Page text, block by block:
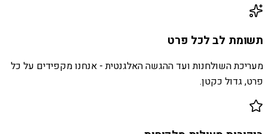
תשומת לב לכל פרט
מעריכת השולחנות ועד ההגשה האלגנטית - אנחנו מקפידים על כל
פרט, גדול כקטן.